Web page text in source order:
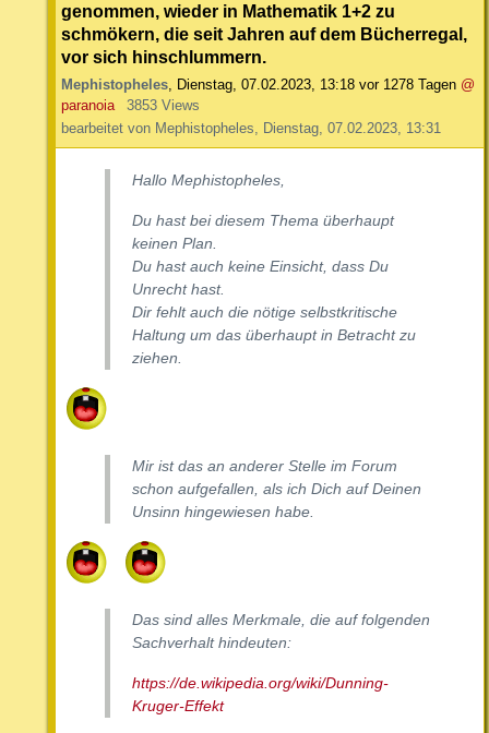
genommen, wieder in Mathematik 1+2 zu
schmökern, die seit Jahren auf dem Bücherregal,
vor sich hinschlummern.
Mephistopheles, Dienstag, 07.02.2023, 13:18 vor 1278 Tagen @
paranoia
3853 Views
bearbeitet von Mephistopheles, Dienstag, 07.02.2023, 13:31
Hallo Mephistopheles,
Du hast bei diesem Thema überhaupt
keinen Plan.
Du hast auch keine Einsicht, dass Du
Unrecht hast.
Dir fehlt auch die nötige selbstkritische
Haltung um das überhaupt in Betracht zu
ziehen.
Mir ist das an anderer Stelle im Forum
schon aufgefallen, als ich Dich auf Deinen
Unsinn hingewiesen habe.
Das sind alles Merkmale, die auf folgenden
Sachverhalt hindeuten:
https://de.wikipedia.org/wiki/Dunning-
Kruger-Effekt